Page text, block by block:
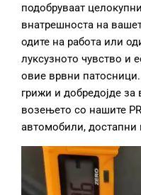
подобруваат
внатрешноста на
одите на работа или
луксузното чувство и
овие врвни
грижи и добредојде
возењето со нашите
автомобили, достапни